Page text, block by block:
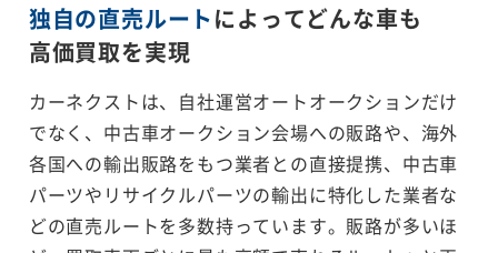
独自の直売ルートによってどんな車も
高価買取を実現
カーネクストは、自社運営オートオークションだけ
でなく、中古車オークション会場への販路や、海外
各国への輸出販路をもつ業者との直接提携、中古車
パーツやリサイクルパーツの輸出に特化した業者な
どの直売ルートを多数持っています。販路が多いほ